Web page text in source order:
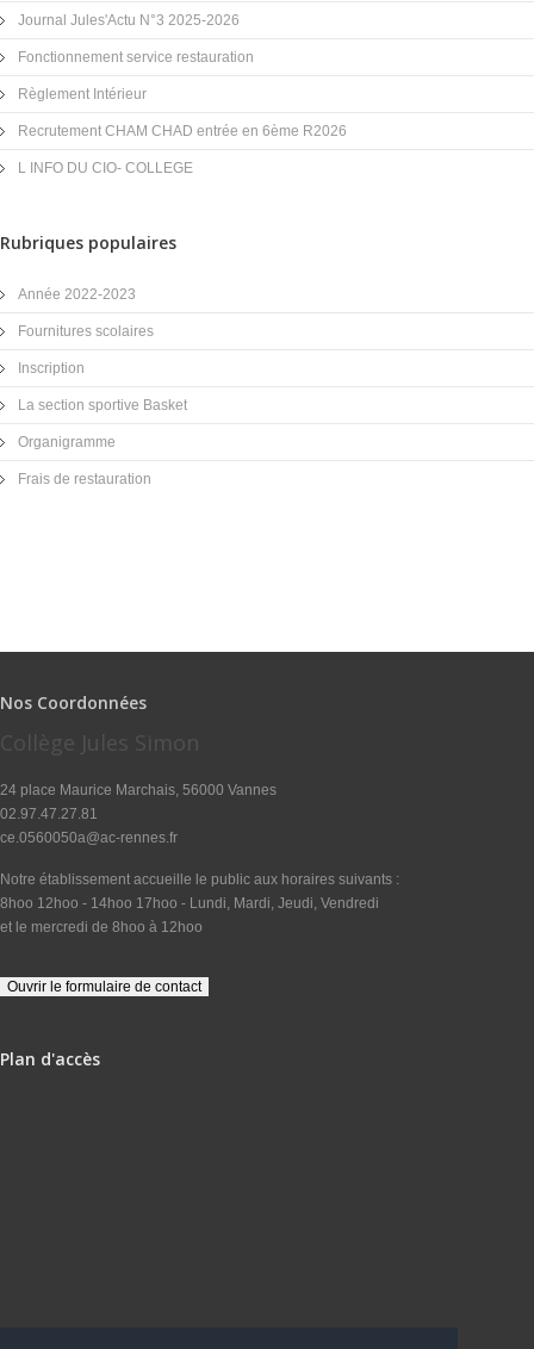
Journal Jules'Actu N°3 2025-2026
Fonctionnement service restauration
Règlement Intérieur
Recrutement CHAM CHAD entrée en 6ème R2026
L INFO DU CIO- COLLEGE
Rubriques populaires
Année 2022-2023
Fournitures scolaires
Inscription
La section sportive Basket
Organigramme
Frais de restauration
Nos Coordonnées
Collège Jules Simon
24 place Maurice Marchais, 56000 Vannes
02.97.47.27.81
ce.0560050a@ac-rennes.fr
Notre établissement accueille le public aux horaires suivants :
8hoo 12hoo - 14hoo 17hoo - Lundi, Mardi, Jeudi, Vendredi
et le mercredi de 8hoo à 12hoo
Plan d'accès